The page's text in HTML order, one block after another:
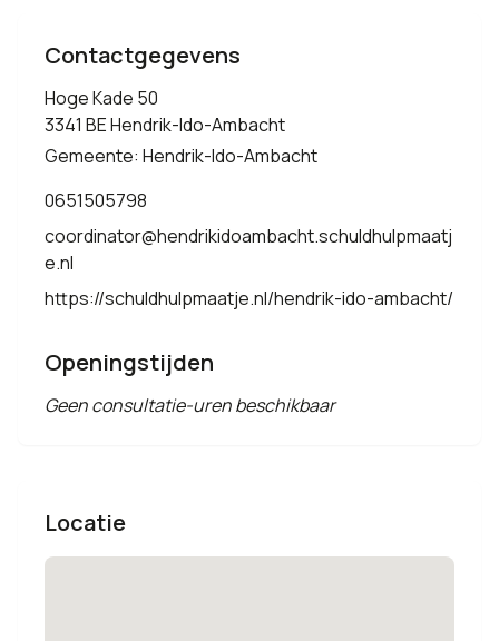
Contactgegevens
Hoge Kade 50
3341 BE Hendrik-Ido-Ambacht
Gemeente: Hendrik-Ido-Ambacht
0651505798
coordinator@hendrikidoambacht.schuldhulpmaatj
e.nl
https://schuldhulpmaatje.nl/hendrik-ido-ambacht/
Openingstijden
Geen consultatie-uren beschikbaar
Locatie